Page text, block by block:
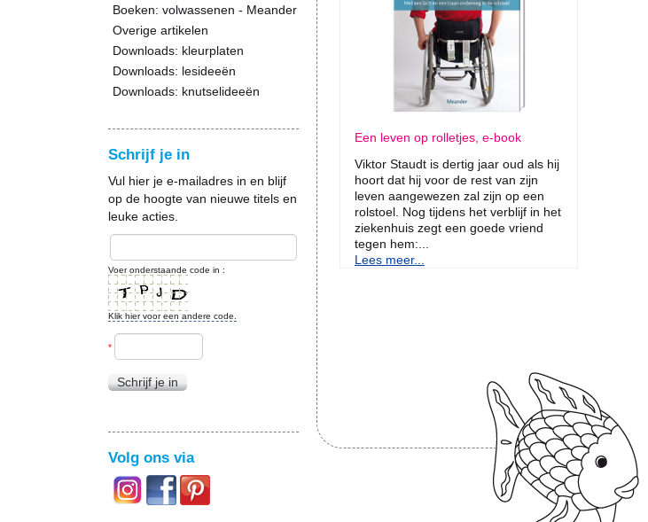
Een leven op rolletjes, e-book
Viktor Staudt is dertig jaar oud als hij
hoort dat hij voor de rest van zijn
leven aangewezen zal zijn op een
rolstoel. Nog tijdens het verblijf in het
ziekenhuis zegt een goede vriend
tegen hem:...
Lees meer...
Boeken: volwassenen - Meander
Overige artikelen
Downloads: kleurplaten
Downloads: lesideeën
Downloads: knutselideeën
Schrijf je in
Vul hier je e-mailadres in en blijf
op de hoogte van nieuwe titels en
leuke acties.
Voer onderstaande code in :
Klik hier voor een andere code.
*
Schrijf je in
Volg ons via